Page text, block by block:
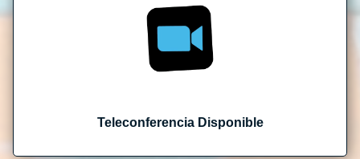
Teleconferencia Disponible